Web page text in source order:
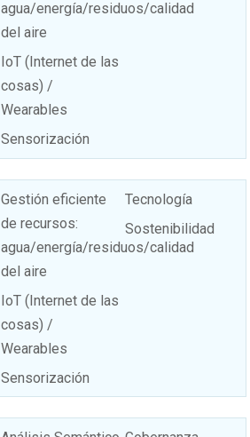
agua/energía/residuos/calidad
del aire
IoT (Internet de las
cosas) /
Wearables
Sensorización
Gestión eficiente
de recursos:
agua/energía/residuos/calidad
del aire
IoT (Internet de las
cosas) /
Wearables
Sensorización
Tecnología
Sostenibilidad